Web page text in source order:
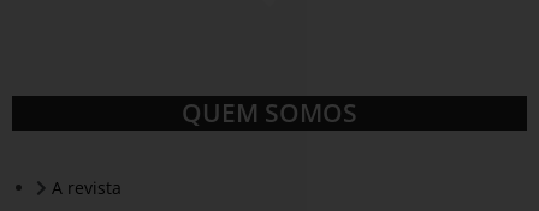
QUEM SOMOS
A revista